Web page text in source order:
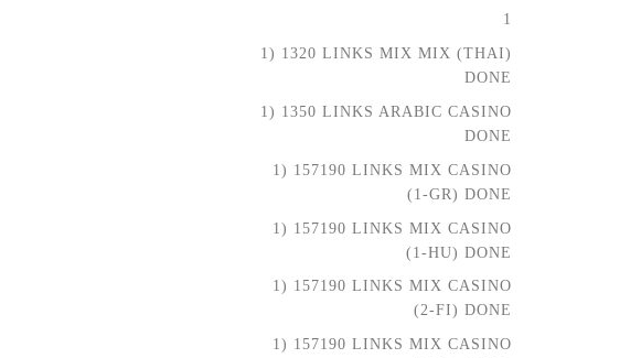
1
1) 1320 LINKS MIX MIX (THAI)
DONE
1) 1350 LINKS ARABIC CASINO
DONE
1) 157190 LINKS MIX CASINO
(1-GR) DONE
1) 157190 LINKS MIX CASINO
(1-HU) DONE
1) 157190 LINKS MIX CASINO
(2-FI) DONE
1) 157190 LINKS MIX CASINO